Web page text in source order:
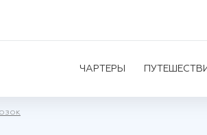
ЧАРТЕРЫ